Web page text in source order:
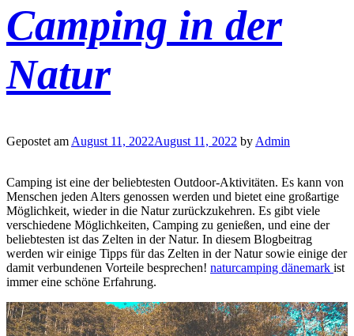
Camping in der
Natur
Gepostet am August 11, 2022August 11, 2022 by Admin
Camping ist eine der beliebtesten Outdoor-Aktivitäten. Es kann von
Menschen jeden Alters genossen werden und bietet eine großartige
Möglichkeit, wieder in die Natur zurückzukehren. Es gibt viele
verschiedene Möglichkeiten, Camping zu genießen, und eine der
beliebtesten ist das Zelten in der Natur. In diesem Blogbeitrag
werden wir einige Tipps für das Zelten in der Natur sowie einige der
damit verbundenen Vorteile besprechen! naturcamping dänemark ist
immer eine schöne Erfahrung.